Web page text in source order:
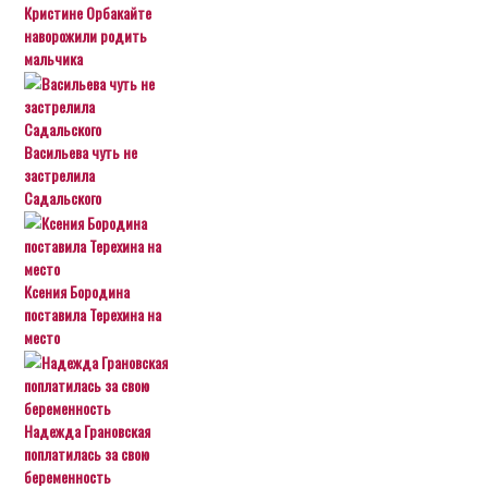
Кристине Орбакайте
наворожили родить
мальчика
Васильева чуть не
застрелила
Садальского
Ксения Бородина
поставила Терехина на
место
Надежда Грановская
поплатилась за свою
беременность